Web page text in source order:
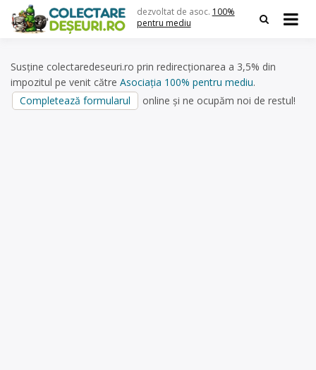
content
dezvoltat de asoc. 100%
pentru mediu
Susține colectaredeseuri.ro prin redirecționarea a 3,5% din
impozitul pe venit către Asociația 100% pentru mediu.
Completează formularul
online și ne ocupăm noi de restul!